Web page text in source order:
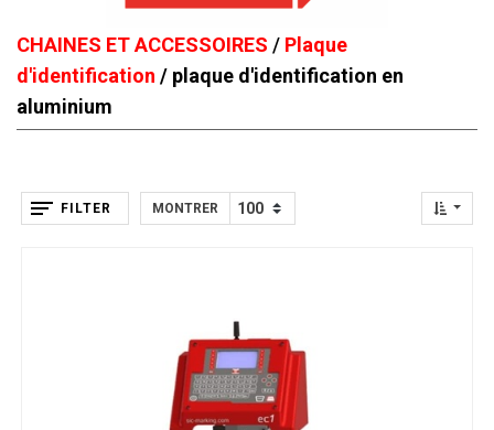
CHAINES ET ACCESSOIRES / Plaque
d'identification / plaque d'identification en
aluminium
FILTER MONTRER